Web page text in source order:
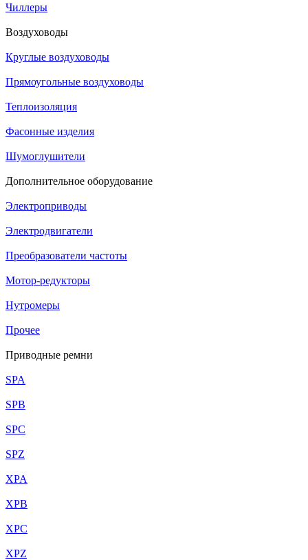
Чиллеры
Воздуховоды
Круглые воздуховоды
Прямоугольные воздуховоды
Теплоизоляция
Фасонные изделия
Шумоглушители
Дополнительное оборудование
Электроприводы
Электродвигатели
Преобразователи частоты
Мотор-редукторы
Нутромеры
Прочее
Приводные ремни
SPA
SPB
SPC
SPZ
XPA
XPB
XPC
XPZ